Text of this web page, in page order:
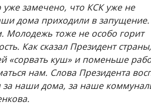
замечено, что КСК уже не
дома приходили в запущение.
Молодежь тоже не особо горит
Как сказал Президент страны,
«сорвать куш» и поменьше
нам. Слова Президента
за наши дома, за наше